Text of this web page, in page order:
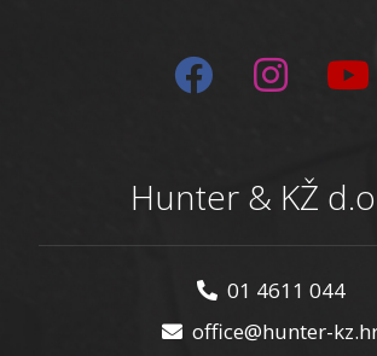
Hunter & KŽ
01 4611 044
office@hunter-